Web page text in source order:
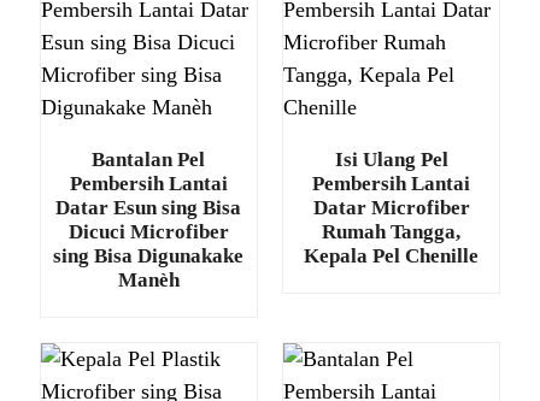
Bantalan Pel
Pembersih Lantai
Datar Esun sing Bisa
Dicuci Microfiber
sing Bisa Digunakake
Manèh
Isi Ulang Pel
Pembersih Lantai
Datar Microfiber
Rumah Tangga,
Kepala Pel Chenille